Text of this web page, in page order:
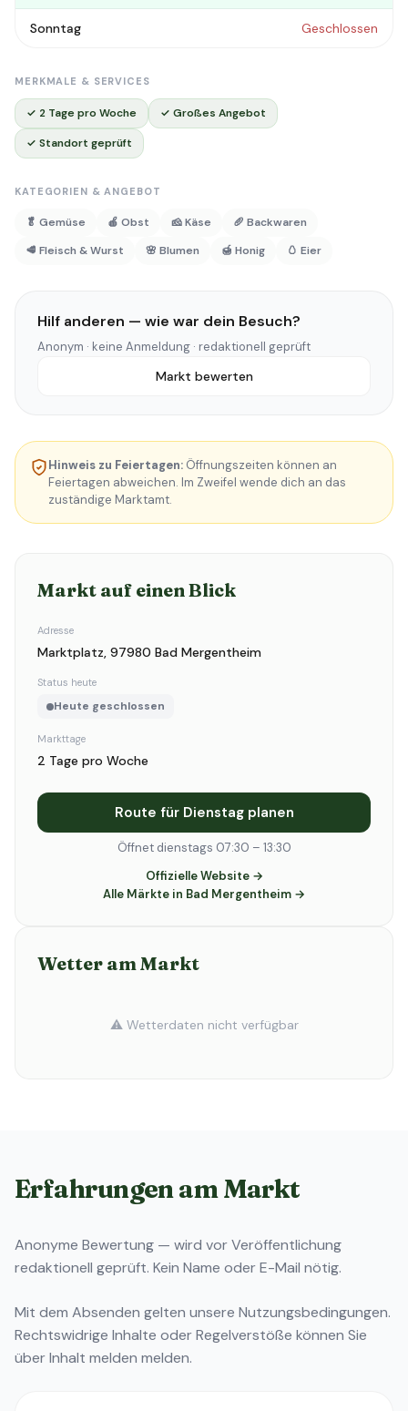
Sonntag Geschlossen
MERKMALE & SERVICES
✓ 2 Tage pro Woche ✓ Großes Angebot
✓ Standort geprüft
KATEGORIEN & ANGEBOT
🥬 Gemüse 🍎 Obst 🧀 Käse
🥖 Backwaren
🥩 Fleisch & Wurst
🌸 Blumen 🍯 Honig 🥚 Eier
Hilf anderen — wie war dein Besuch?
Anonym · keine Anmeldung · redaktionell geprüft
Markt bewerten
Hinweis zu Feiertagen: Öffnungszeiten können an
Feiertagen abweichen. Im Zweifel wende dich an das
zuständige Marktamt.
Markt auf einen Blick
Adresse
Marktplatz, 97980 Bad Mergentheim
Status heute
Heute geschlossen
Markttage
2 Tage pro Woche
Route für Dienstag planen
Öffnet dienstags 07:30 – 13:30
Offizielle Website →
Alle Märkte in Bad Mergentheim →
Wetter am Markt
⚠️ Wetterdaten nicht verfügbar
Erfahrungen am Markt
Anonyme Bewertung — wird vor Veröffentlichung
redaktionell geprüft. Kein Name oder E-Mail nötig.
Mit dem Absenden gelten unsere Nutzungsbedingungen.
Rechtswidrige Inhalte oder Regelverstöße können Sie
überInhalt melden melden.